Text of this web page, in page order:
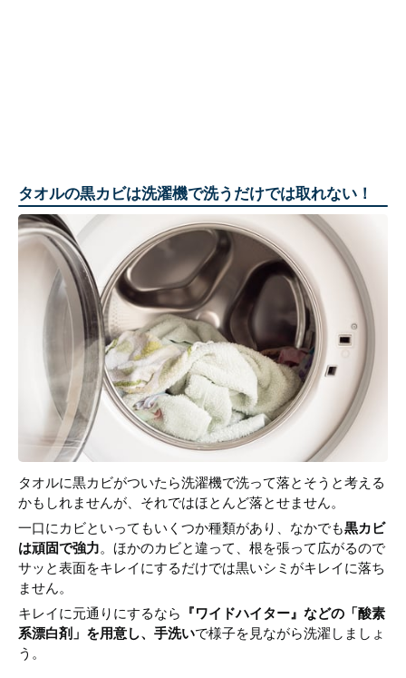
タオルの黒カビは洗濯機で洗うだけでは取れない！
タオルに黒カビがついたら洗濯機で洗って落とそうと考える
かもしれませんが、それではほとんど落とせません。
一口にカビといってもいくつか種類があり、なかでも黒カビ
は頑固で強力。ほかのカビと違って、根を張って広がるので
サッと表面をキレイにするだけでは黒いシミがキレイに落ち
ません。
キレイに元通りにするなら
『ワイドハイター』などの「酸素
系漂白剤」を用意し、手洗いで様子を見ながら洗濯しましょ
う。